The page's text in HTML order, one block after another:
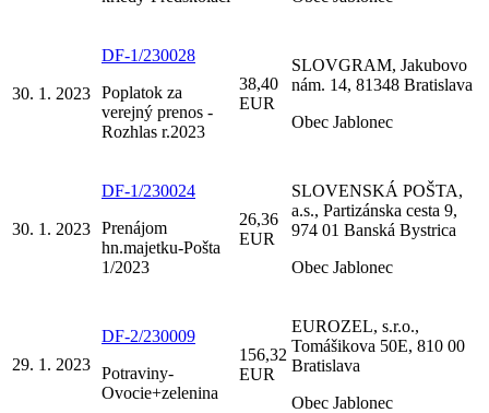
30. 1. 2023
DF-1/230028
Poplatok za
verejný prenos -
Rozhlas r.2023
38,40
EUR
SLOVGRAM, Jakubovo
nám. 14, 81348 Bratislava
Obec Jablonec
30. 1. 2023
DF-1/230024
Prenájom
hn.majetku-Pošta
1/2023
26,36
EUR
SLOVENSKÁ POŠTA,
a.s., Partizánska cesta 9,
974 01 Banská Bystrica
Obec Jablonec
29. 1. 2023
DF-2/230009
Potraviny-
Ovocie+zelenina
156,32
EUR
EUROZEL, s.r.o.,
Tomášikova 50E, 810 00
Bratislava
Obec Jablonec